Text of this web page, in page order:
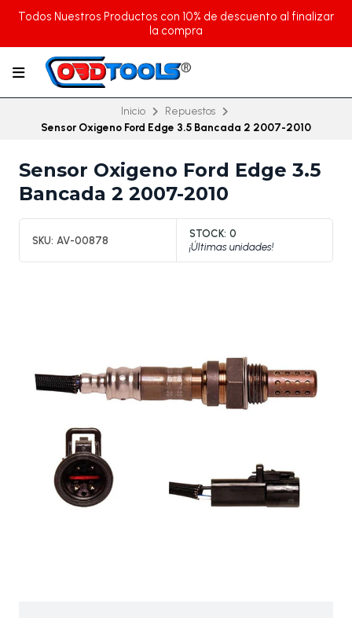
Todos Nuestros Productos con 10% de descuento al finalizar
la compra
Inicio
Repuestos
Sensor Oxigeno Ford Edge 3.5 Bancada 2 2007-2010
Sensor Oxigeno Ford Edge 3.5
Bancada 2 2007-2010
SKU: AV-00878
STOCK: 0
¡Últimas unidades!